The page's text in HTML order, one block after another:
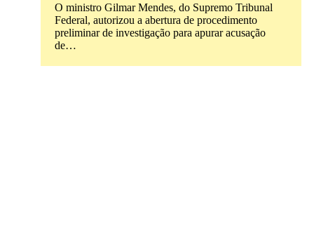
O ministro Gilmar Mendes, do Supremo Tribunal
Federal, autorizou a abertura de procedimento
preliminar de investigação para apurar acusação
de…